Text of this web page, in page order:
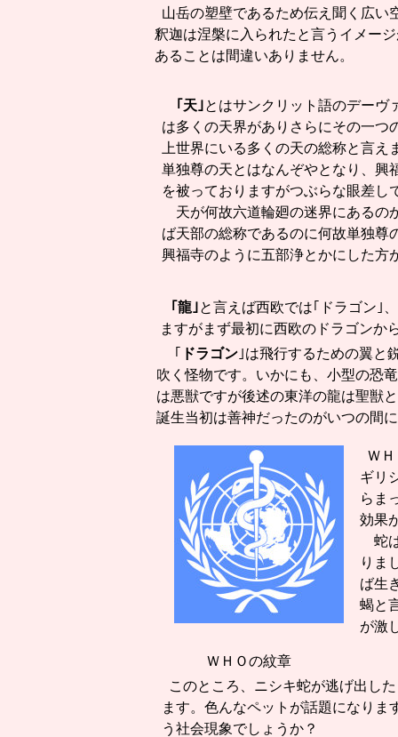
山岳の塑壁であるため伝え聞く広い
釈迦は涅槃に入られたと言うイメー
あることは間違いありません。
｢天｣とはサンクリット語のデーヴ
は多くの天界がありさらにその一つ
上世界にいる多くの天の総称と言
単独尊の天とはなんぞやとなり、興
を被っておりますがつぶらな眼差し
天が何故六道輪廻の迷界にあるの
ば天部の総称であるのに何故単独尊
興福寺のように五部浄とかにした方
｢龍｣と言えば西欧では｢ドラゴン｣
ますがまず最初に西欧のドラ
｢
ドラゴン｣は飛行するための翼と
吹く怪物です。いかにも、小型の恐
は悪獣ですが後述の東洋の龍は聖獣
誕生当初は善神だったのがいつの
ＷＨＯの紋章
Ｗ
ギリ
らま
効果
蛇
りま
ば生
蝎と
が激
このところ、ニシキ蛇が逃げ出し
ます。色んなペットが話題になり
う社会現象でしょうか？